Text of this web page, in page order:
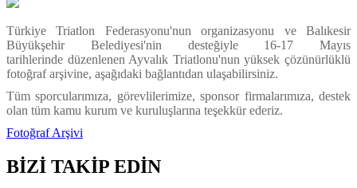
Türkiye Triatlon Federasyonu'nun organizasyonu ve Balıkesir
Büyükşehir Belediyesi'nin desteğiyle 16-17 Mayıs
tarihlerinde düzenlenen Ayvalık Triatlonu'nun yüksek çözünürlüklü
fotoğraf arşivine, aşağıdaki bağlantıdan ulaşabilirsiniz.
Tüm sporcularımıza, görevlilerimize, sponsor firmalarımıza, destek
olan tüm kamu kurum ve kuruluşlarına teşekkür ederiz.
Fotoğraf Arşivi
BİZİ TAKİP EDİN